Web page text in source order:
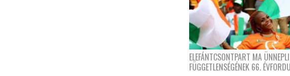
ELEFÁNTCSONTPART MA ÜNNEPLI
FÜGGETLENSÉGÉNEK 66.